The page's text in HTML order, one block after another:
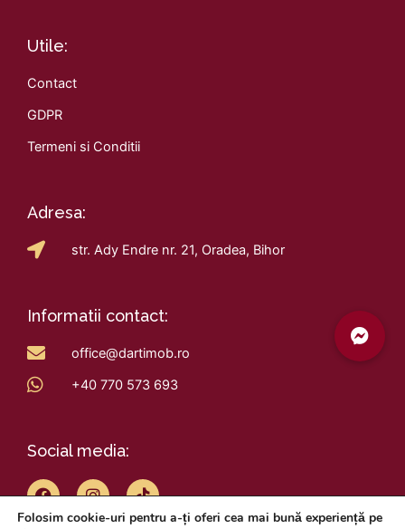
Utile:
Contact
GDPR
Termeni si Conditii
Adresa:
str. Ady Endre nr. 21, Oradea, Bihor
Informatii contact:
office@dartimob.ro
+40 770 573 693
Social media:
F
a
c
I
n
s
T
i
k
Folosim cookie-uri pentru a-ți oferi cea mai bună experiență pe